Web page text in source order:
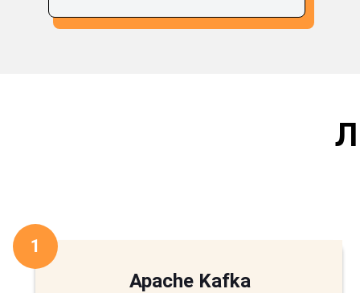
Apache Kafka
1